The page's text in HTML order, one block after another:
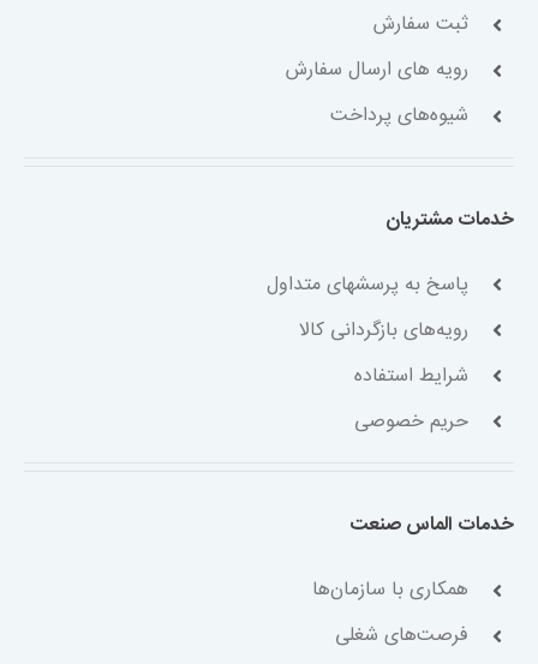
ثبت سفارش
رویه های ارسال سفارش
شیوه‌های پرداخت
خدمات مشتریان
پاسخ به پرسشهای متداول
رویه‌های بازگردانی کالا
شرایط استفاده
حریم خصوصی
خدمات الماس صنعت
همکاری با سازمان‌ها
فرصت‌های شغلی